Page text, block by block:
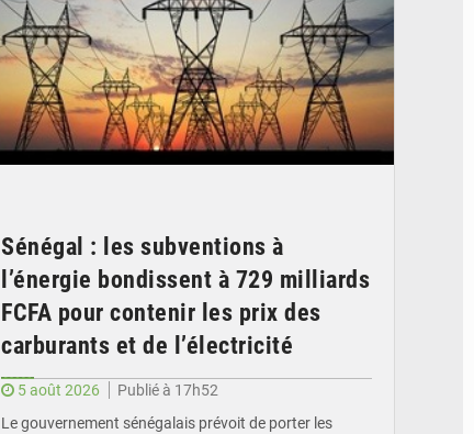
Sénégal : les subventions à
l’énergie bondissent à 729 milliards
FCFA pour contenir les prix des
carburants et de l’électricité
5 août 2026
Publié à 17h52
Le gouvernement sénégalais prévoit de porter les